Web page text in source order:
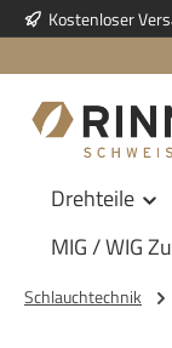
Hauptinhalt
Zur Suche springen
ZurKostenloser
Drehteile
MIG / WIG
Schlauchtechnik